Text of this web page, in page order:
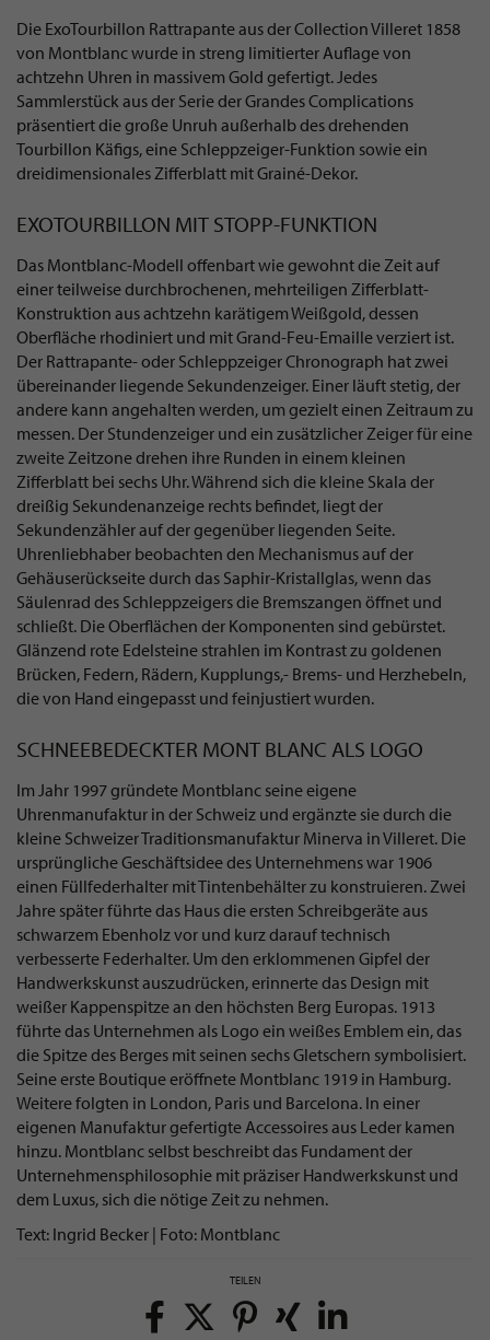
Die ExoTourbillon Rattrapante aus der Collection Villeret 1858
von Montblanc wurde in streng limitierter Auflage von
achtzehn Uhren in massivem Gold gefertigt. Jedes
Sammlerstück aus der Serie der Grandes Complications
präsentiert die große Unruh außerhalb des drehenden
Tourbillon Käfigs, eine Schleppzeiger-Funktion sowie ein
dreidimensionales Zifferblatt mit Grainé-Dekor.
EXOTOURBILLON MIT STOPP-FUNKTION
Das Montblanc-Modell offenbart wie gewohnt die Zeit auf
einer teilweise durchbrochenen, mehrteiligen Zifferblatt-
Konstruktion aus achtzehn karätigem Weißgold, dessen
Oberfläche rhodiniert und mit Grand-Feu-Emaille verziert ist.
Der Rattrapante- oder Schleppzeiger Chronograph hat zwei
übereinander liegende Sekundenzeiger. Einer läuft stetig, der
andere kann angehalten werden, um gezielt einen Zeitraum zu
messen. Der Stundenzeiger und ein zusätzlicher Zeiger für eine
zweite Zeitzone drehen ihre Runden in einem kleinen
Zifferblatt bei sechs Uhr. Während sich die kleine Skala der
dreißig Sekundenanzeige rechts befindet, liegt der
Sekundenzähler auf der gegenüber liegenden Seite.
Uhrenliebhaber beobachten den Mechanismus auf der
Gehäuserückseite durch das Saphir-Kristallglas, wenn das
Säulenrad des Schleppzeigers die Bremszangen öffnet und
schließt. Die Oberflächen der Komponenten sind gebürstet.
Glänzend rote Edelsteine strahlen im Kontrast zu goldenen
Brücken, Federn, Rädern, Kupplungs,- Brems- und Herzhebeln,
die von Hand eingepasst und feinjustiert wurden.
SCHNEEBEDECKTER MONT BLANC ALS LOGO
Im Jahr 1997 gründete Montblanc seine eigene
Uhrenmanufaktur in der Schweiz und ergänzte sie durch die
kleine Schweizer Traditionsmanufaktur Minerva in Villeret. Die
ursprüngliche Geschäftsidee des Unternehmens war 1906
einen Füllfederhalter mit Tintenbehälter zu konstruieren. Zwei
Jahre später führte das Haus die ersten Schreibgeräte aus
schwarzem Ebenholz vor und kurz darauf technisch
verbesserte Federhalter. Um den erklommenen Gipfel der
Handwerkskunst auszudrücken, erinnerte das Design mit
weißer Kappenspitze an den höchsten Berg Europas. 1913
führte das Unternehmen als Logo ein weißes Emblem ein, das
die Spitze des Berges mit seinen sechs Gletschern symbolisiert.
Seine erste Boutique eröffnete Montblanc 1919 in Hamburg.
Weitere folgten in London, Paris und Barcelona. In einer
eigenen Manufaktur gefertigte Accessoires aus Leder kamen
hinzu. Montblanc selbst beschreibt das Fundament der
Unternehmensphilosophie mit präziser Handwerkskunst und
dem Luxus, sich die nötige Zeit zu nehmen.
Text: Ingrid Becker | Foto: Montblanc
TEILEN